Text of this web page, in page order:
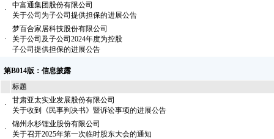
·
中富通集团股份有限公司
关于公司为子公司提供担保的进展公告
·
梦百合家居科技股份有限公司
关于公司及子公司2024年度为控股
子公司提供担保的进展公告
第B014版：信息披露
标题
·
甘肃亚太实业发展股份有限公司
关于收到《民事判决书》暨诉讼事项的进展公告
·
锦州永杉锂业股份有限公司
关于召开2025年第一次临时股东大会的通知